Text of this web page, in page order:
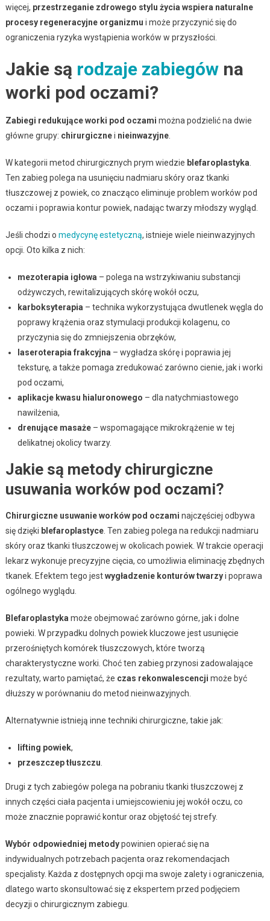
więcej, przestrzeganie zdrowego stylu życia wspiera naturalne
procesy regeneracyjne organizmu i może przyczynić się do
ograniczenia ryzyka wystąpienia worków w przyszłości.
Jakie są rodzaje zabiegówna
worki pod oczami?
Zabiegi redukujące worki pod oczami można podzielić na dwie
główne grupy: chirurgicznei nieinwazyjne.
W kategorii metod chirurgicznych prym wiedzie blefaroplastyka.
Ten zabieg polega na usunięciu nadmiaru skóry oraz tkanki
tłuszczowej z powiek, co znacząco eliminuje problem worków pod
oczami i poprawia kontur powiek, nadając twarzy młodszy wygląd.
Jeśli chodzi o medycynę estetyczną, istnieje wiele nieinwazyjnych
opcji. Oto kilka z nich:
mezoterapia igłowa– polega na wstrzykiwaniu substancji
odżywczych, rewitalizujących skórę wokół oczu,
karboksyterapia– technika wykorzystująca dwutlenek węgla do
poprawy krążenia oraz stymulacji produkcji kolagenu, co
przyczynia się do zmniejszenia obrzęków,
laseroterapia frakcyjna– wygładza skórę i poprawia jej
teksturę, a także pomaga zredukować zarówno cienie, jak i worki
pod oczami,
aplikacje kwasu hialuronowego – dla natychmiastowego
nawilżenia,
drenujące masaże– wspomagające mikrokrążenie w tej
delikatnej okolicy twarzy.
Jakie są metody chirurgiczne
usuwania worków pod oczami?
Chirurgiczne usuwanie worków pod oczami najczęściej odbywa
się dzięki blefaroplastyce. Ten zabieg polega na redukcji nadmiaru
skóry oraz tkanki tłuszczowej w okolicach powiek. W trakcie operacji
lekarz wykonuje precyzyjne cięcia, co umożliwia eliminację zbędnych
tkanek. Efektem tego jestwygładzenie konturów twarzyi poprawa
ogólnego wyglądu.
Blefaroplastykamoże obejmować zarówno górne, jak i dolne
powieki. W przypadku dolnych powiek kluczowe jest usunięcie
przerośniętych komórek tłuszczowych, które tworzą
charakterystyczne worki. Choć ten zabieg przynosi zadowalające
rezultaty, warto pamiętać, że czas rekonwalescencji może być
dłuższy w porównaniu do metod nieinwazyjnych.
Alternatywnie istnieją inne techniki chirurgiczne, takie jak:
lifting powiek,
przeszczep tłuszczu.
Drugi z tych zabiegów polega na pobraniu tkanki tłuszczowej z
innych części ciała pacjenta i umiejscowieniu jej wokół oczu, co
może znacznie poprawić kontur oraz objętość tej strefy.
Wybór odpowiedniej metodypowinien opierać się na
indywidualnych potrzebach pacjenta oraz rekomendacjach
specjalisty. Każda z dostępnych opcji ma swoje zalety i ograniczenia,
dlatego warto skonsultować się z ekspertem przed podjęciem
decyzji o chirurgicznym zabiegu.